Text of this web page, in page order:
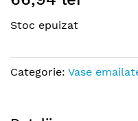
beginning
the
images
Stoc epuizat
Categorie: Vase